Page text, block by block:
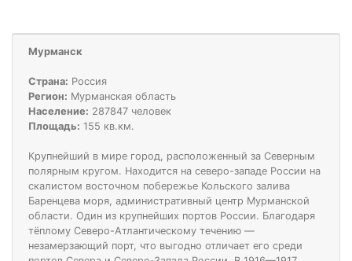
Мурманск
Страна: Россия
Регион: Мурманская область
Население: 287847 человек
Площадь: 155 кв.км.
Крупнейший в мире город, расположенный за Северным
полярным кругом. Находится на северо-западе России на
скалистом восточном побережье Кольского залива
Баренцева моря, административный центр Мурманской
области. Один из крупнейших портов России. Благодаря
тёплому Северо-Атлантическому течению —
незамерзающий порт, что выгодно отличает его среди